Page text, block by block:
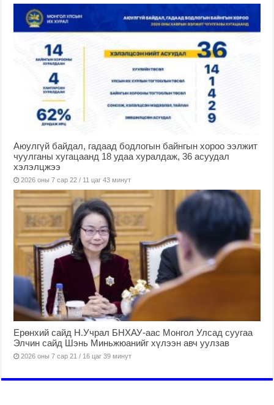
Аюулгүй байдал, гадаад бодлогын байнгын хороо ээлжит
чуулганы хугацаанд 18 удаа хуралдаж, 36 асуудал
хэлэлцжээ
2026 оны 7 сар 22 / 11 цаг 43 минут
Ерөнхий сайд Н.Учрал БНХАУ-аас Монгол Улсад суугаа
Элчин сайд Шэнь Миньжюанийг хүлээн авч уулзав
2026 оны 7 сар 21 / 16 цаг 39 минут